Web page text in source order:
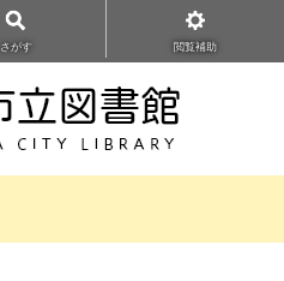
さがす 閲覧補助